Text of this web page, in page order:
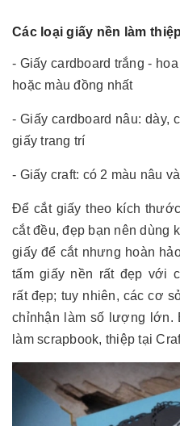
Các loại giấy nền làm
- Giấy cardboard trắng -
hoặc màu đồng nhất
- Giấy cardboard nâu: dày,
giấy trang trí
- Giấy craft: có 2 màu nâu
Để cắt giấy theo kích
cắt đều, đẹp bạn nên dùng
giấy để cắt nhưng hoàn
tấm giấy nền rất đẹp với
rất đẹp; tuy nhiên, các cơ
chỉnhận làm số lượng lớn.
làm scrapbook, thiệp tại